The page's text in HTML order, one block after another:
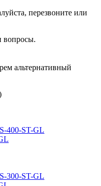
перезвоните или
вопросы.
альтернативный